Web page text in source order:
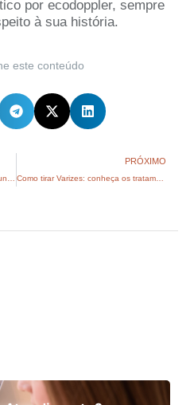
por ecodoppler, sempre
à sua história.
este conteúdo
PRÓXIMO
Como tirar Varizes: conheça os tratamentos mais eficazes